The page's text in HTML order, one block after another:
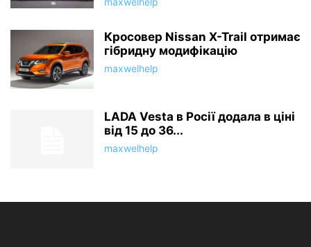
Кросовер Nissan X-Trail отримає
гібридну модифікацію
maxwelhelp
LADA Vesta в Росії додала в ціні
від 15 до 36...
maxwelhelp